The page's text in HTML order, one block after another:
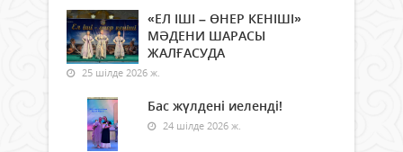
«ЕЛ ІШІ – ӨНЕР КЕНІШІ»
МӘДЕНИ ШАРАСЫ
ЖАЛҒАСУДА
25 шілде 2026 ж.
Бас жүлдені иеленді!
24 шілде 2026 ж.